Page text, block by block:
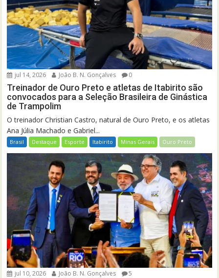
jul 14, 2026 João B. N. Gonçalves 0
Treinador de Ouro Preto e atletas de Itabirito são
convocados para a Seleção Brasileira de Ginástica
de Trampolim
O treinador Christian Castro, natural de Ouro Preto, e os atletas
Ana Júlia Machado e Gabriel...
Brasil Destaque Esporte Itabirito Minas Gerais Ouro Preto
jul 10, 2026 João B. N. Gonçalves 5